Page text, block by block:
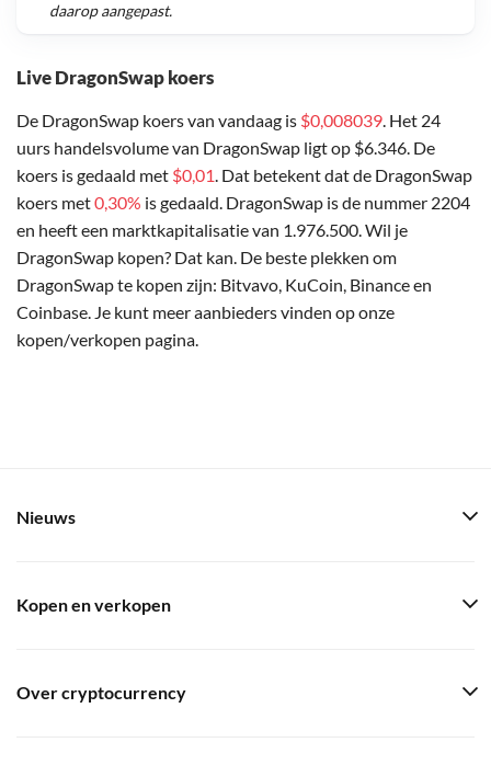
Live DragonSwap koers
De DragonSwap koers van vandaag is $0,008039. Het 24
uurs handelsvolume van DragonSwap ligt op $6.346. De
koers is gedaald met $0,01. Dat betekent dat de DragonSwap
koers met0,30% is gedaald. DragonSwap is de nummer 2204
en heeft een marktkapitalisatie van 1.976.500. Wil je
DragonSwap kopen? Dat kan. De beste plekken om
DragonSwap te kopen zijn: Bitvavo, KuCoin, Binance en
Coinbase. Je kunt meer aanbieders vinden op onze
kopen/verkopen pagina.
daarop aangepast.
Nieuws
Kopen en verkopen
Over cryptocurrency